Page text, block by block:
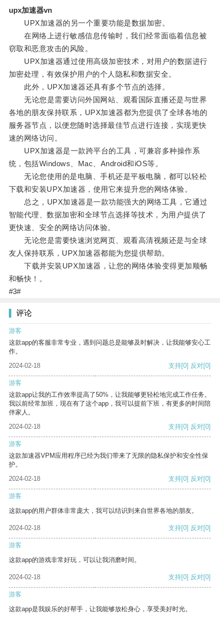
upx加速器vn
UPX加速器的另一个重要功能是数据加密。
在网络上进行敏感信息传输时，我们经常面临着信息被
窃取和恶意攻击的风险。
UPX加速器通过使用高级加密技术，对用户的数据进行
加密处理，有效保护用户的个人隐私和数据安全。
此外，UPX加速器还具有多个节点的选择。
无论您是需要访问外国网站、观看国际直播还是与世界
各地的朋友保持联系，UPX加速器都为您提供了全球各地的
服务器节点，以便您随时选择最佳节点进行连接，实现更快
速的网络访问。
UPX加速器是一款跨平台的工具，可兼容多种操作系
统，包括Windows、Mac、Android和iOS等。
无论您使用的是电脑、手机还是平板电脑，都可以轻松
下载和安装UPX加速器，使用它来提升您的网络体验。
总之，UPX加速器是一款功能强大的网络工具，它通过
智能代理、数据加密和全球节点选择等技术，为用户提供了
更快速、安全的网络访问体验。
无论您是需要快速浏览网页、观看高清视频还是与全球
友人保持联系，UPX加速器都能为您提供帮助。
下载并安装UPX加速器，让您的网络体验变得更加顺畅
和畅快！。
#3#
评论
游客
这款app的客服非常专业，遇到问题总是能够及时解决，让我能够安心工
作。
2024-02-18
支持[0] 反对[0]
游客
这款app让我的工作效率提高了50%，让我能够更轻松地完成工作任务。
我以前经常加班，现在有了这个app，我可以提前下班，有更多的时间陪
伴家人。
2024-02-18
支持[0] 反对[0]
游客
这款加速器VPM应用程序已经为我们带来了无限的隐私保护和安全性保
护。
2024-02-18
支持[0] 反对[0]
游客
这款app的用户群体非常庞大，我可以结识到来自世界各地的朋友。
2024-02-18 支持[0] 反对[0]
游客
这款app的游戏非常好玩，可以让我消磨时间。
2024-02-18 支持[0] 反对[0]
游客
这款app是我娱乐的好帮手，让我能够放松身心，享受美好时光。